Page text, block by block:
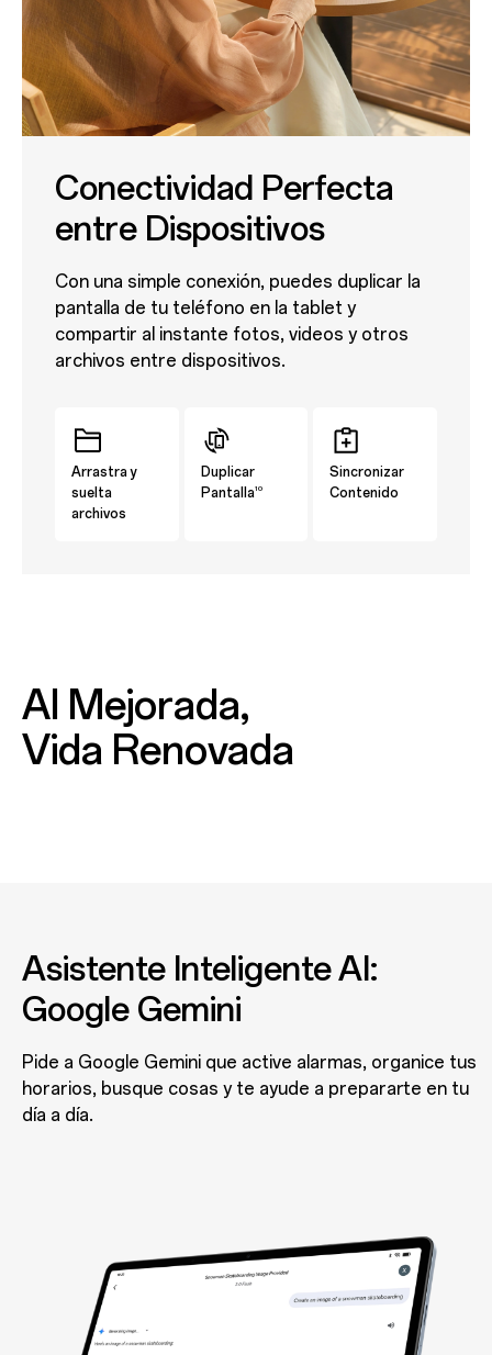
Conectividad Perfecta
entre Dispositivos
Con una simple conexión, puedes duplicar la
pantalla de tu teléfono en la tablet y
compartir al instante fotos, videos y otros
archivos entre dispositivos.
Arrastra y
suelta
archivos
Duplicar
Pantalla10
Sincronizar
Contenido
AI Mejorada,
Vida Renovada
Asistente Inteligente AI:
Google Gemini
Pide a Google Gemini que active alarmas, organice tus
horarios, busque cosas y te ayude a prepararte en tu
día a día.